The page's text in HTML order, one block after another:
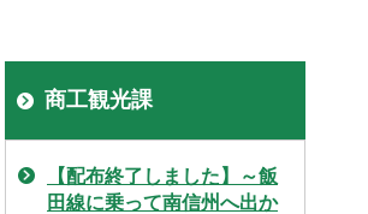
商工観光課
【配布終了しました】～飯
田線に乗って南信州へ出か